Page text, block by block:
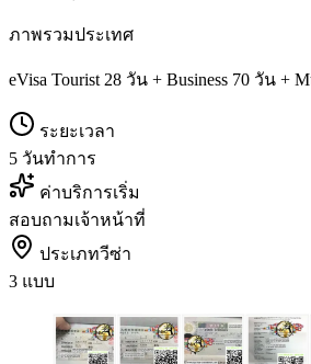
ภาพรวมประเทศ
eVisa Tourist 28 วัน + Business 70 วัน +
ระยะเวลา
5 วันทำการ
ค่าบริการเริ่ม
สอบถามเจ้าหน้าที่
ประเภทวีซ่า
3 แบบ